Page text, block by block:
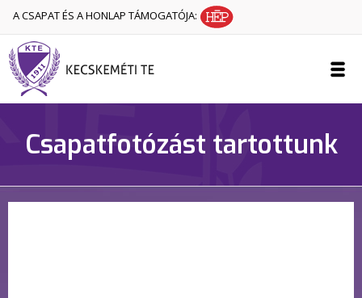
A CSAPAT ÉS A HONLAP TÁMOGATÓJA:
Csapatfotózást tartottunk